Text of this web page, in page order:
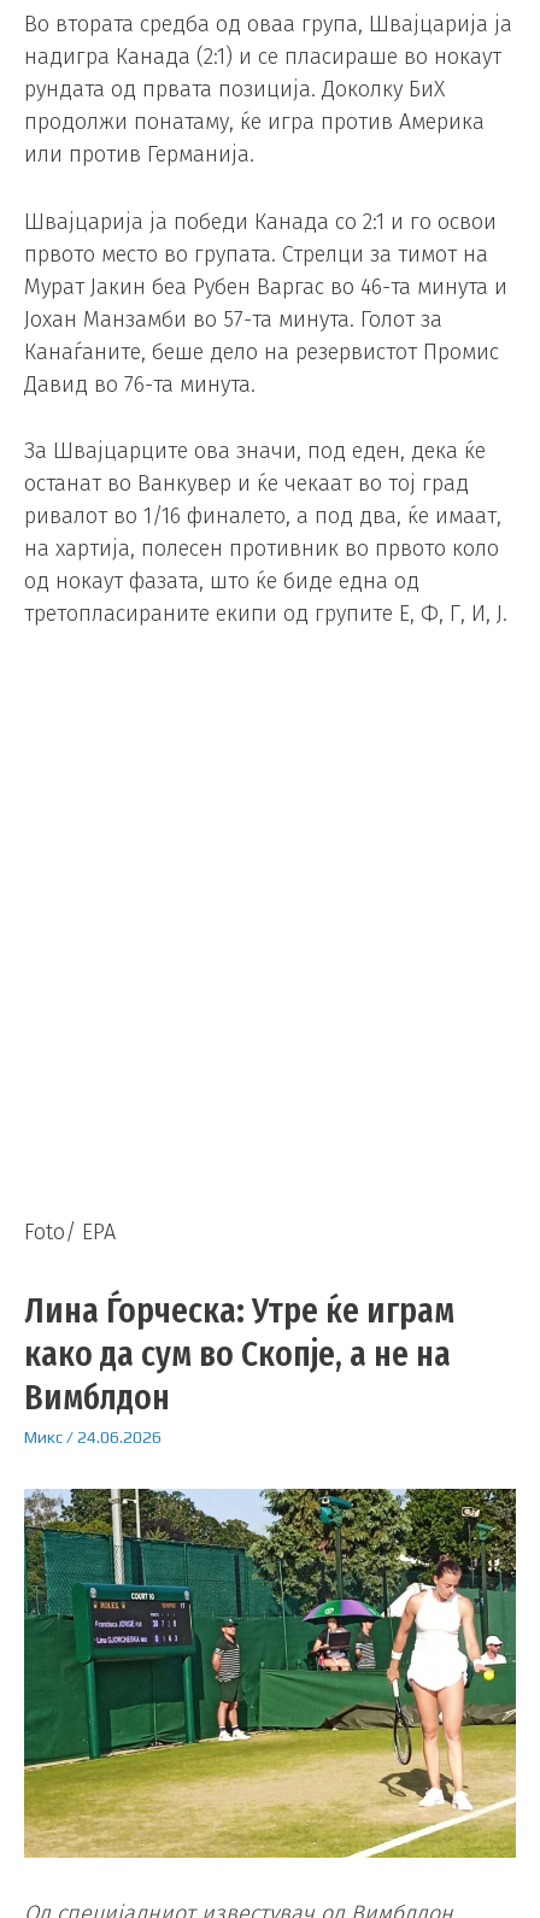
Во втората средба од оваа група, Швајцарија ја
надигра Канада (2:1) и се пласираше во нокаут
рундата од првата позиција. Доколку БиХ
продолжи понатаму, ќе игра против Америка
или против Германија.
Швајцарија ја победи Канада со 2:1 и го освои
првото место во групата. Стрелци за тимот на
Мурат Јакин беа Рубен Варгас во 46-та минута и
Јохан Манзамби во 57-та минута. Голот за
Канаѓаните, беше дело на резервистот Промис
Давид во 76-та минута.
За Швајцарците ова значи, под еден, дека ќе
останат во Ванкувер и ќе чекаат во тој град
ривалот во 1/16 финалето, а под два, ќе имаат,
на хартија, полесен противник во првото коло
од нокаут фазата, што ќе биде една од
третопласираните екипи од групите Е, Ф, Г, И, Ј.
Foto/ EPA
Лина Ѓорческа: Утре ќе играм
како да сум во Скопје, а не на
Вимблдон
Микс/24.06.2026